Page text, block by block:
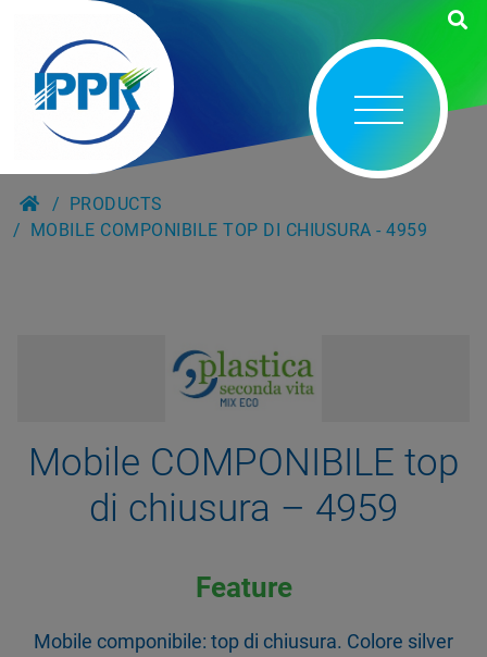
PRODUCTS
MOBILE COMPONIBILE TOP DI CHIUSURA - 4959
Mobile COMPONIBILE top
di chiusura – 4959
Feature
Mobile componibile: top di chiusura. Colore silver